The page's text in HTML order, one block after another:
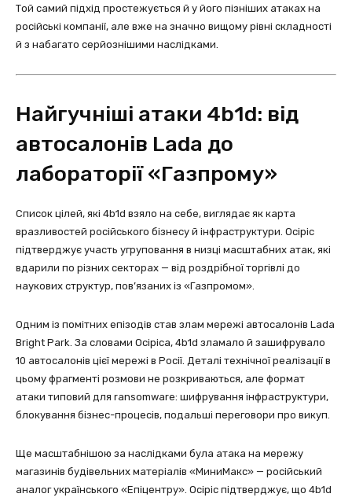
Той самий підхід простежується й у його пізніших атаках на
російські компанії, але вже на значно вищому рівні складності
й з набагато серйознішими наслідками.
Найгучніші атаки 4b1d: від
автосалонів Lada до
лабораторії «Газпрому»
Список цілей, які 4b1d взяло на себе, виглядає як карта
вразливостей російського бізнесу й інфраструктури. Осіріс
підтверджує участь угруповання в низці масштабних атак, які
вдарили по різних секторах — від роздрібної торгівлі до
наукових структур, пов’язаних із «Газпромом».
Одним із помітних епізодів став злам мережі автосалонів Lada
Bright Park. За словами Осіріса, 4b1d зламало й зашифрувало
10 автосалонів цієї мережі в Росії. Деталі технічної реалізації в
цьому фрагменті розмови не розкриваються, але формат
атаки типовий для ransomware: шифрування інфраструктури,
блокування бізнес-процесів, подальші переговори про викуп.
Ще масштабнішою за наслідками була атака на мережу
магазинів будівельних матеріалів «МиниМакс» — російський
аналог українського «Епіцентру». Осіріс підтверджує, що 4b1d